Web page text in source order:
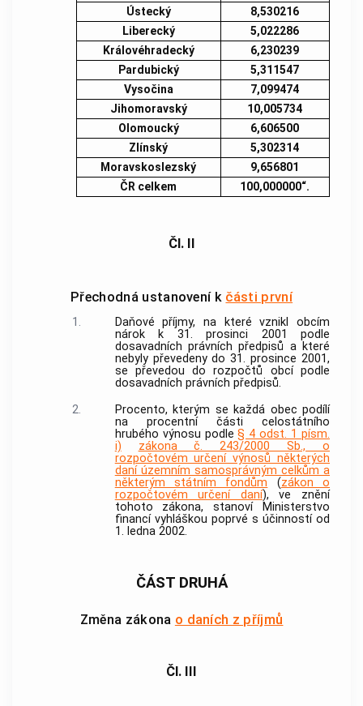
Ústecký
8,530216
Liberecký
5,022286
Královéhradecký
6,230239
Pardubický
5,311547
Vysočina
7,099474
Jihomoravský
10,005734
Olomoucký
6,606500
Zlínský
5,302314
Moravskoslezský
9,656801
ČR celkem
100,000000“.
Čl. II
Přechodná ustanovení k části první
1.
Daňové příjmy, na které vznikl obcím
nárok k 31. prosinci 2001 podle
dosavadních právních předpisů a které
nebyly převedeny do 31. prosince 2001,
se převedou do rozpočtů obcí podle
dosavadních právních předpisů.
2.
Procento, kterým se každá obec podílí
na procentní části celostátního
hrubého výnosu podle§ 4 odst. 1 písm.
i)
zákona č. 243/2000 Sb., o
rozpočtovém určení výnosů některých
daní územním samosprávným celkům a
některým státním fondům (zákon o
rozpočtovém určení daní), ve znění
tohoto zákona, stanoví Ministerstvo
financí vyhláškou poprvé s účinností od
1. ledna 2002.
ČÁST DRUHÁ
Změna zákona o daních z příjmů
Čl. III